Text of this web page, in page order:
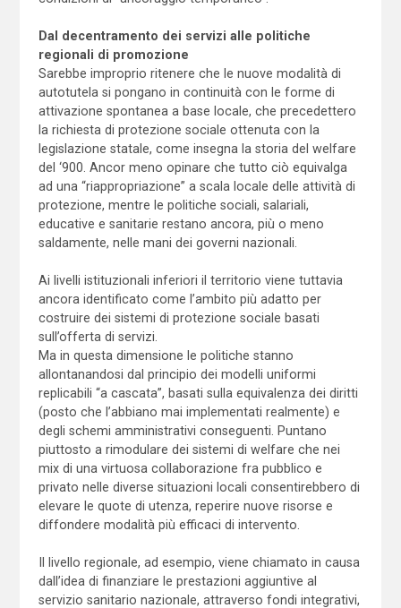
Dal decentramento dei servizi alle politiche
regionali di promozione
Sarebbe improprio ritenere che le nuove modalità di
autotutela si pongano in continuità con le forme di
attivazione spontanea a base locale, che precedettero
la richiesta di protezione sociale ottenuta con la
legislazione statale, come insegna la storia del welfare
del ‘900. Ancor meno opinare che tutto ciò equivalga
ad una “riappropriazione” a scala locale delle attività di
protezione, mentre le politiche sociali, salariali,
educative e sanitarie restano ancora, più o meno
saldamente, nelle mani dei governi nazionali.
Ai livelli istituzionali inferiori il territorio viene tuttavia
ancora identificato come l’ambito più adatto per
costruire dei sistemi di protezione sociale basati
sull’offerta di servizi.
Ma in questa dimensione le politiche stanno
allontanandosi dal principio dei modelli uniformi
replicabili “a cascata”, basati sulla equivalenza dei diritti
(posto che l’abbiano mai implementati realmente) e
degli schemi amministrativi conseguenti. Puntano
piuttosto a rimodulare dei sistemi di welfare che nei
mix di una virtuosa collaborazione fra pubblico e
privato nelle diverse situazioni locali consentirebbero di
elevare le quote di utenza, reperire nuove risorse e
diffondere modalità più efficaci di intervento.
Il livello regionale, ad esempio, viene chiamato in causa
dall’idea di finanziare le prestazioni aggiuntive al
servizio sanitario nazionale, attraverso fondi integrativi,